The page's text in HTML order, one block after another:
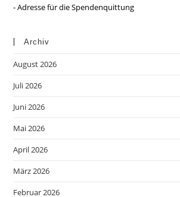
- Adresse für die Spendenquittung
Archiv
August 2026
Juli 2026
Juni 2026
Mai 2026
April 2026
März 2026
Februar 2026